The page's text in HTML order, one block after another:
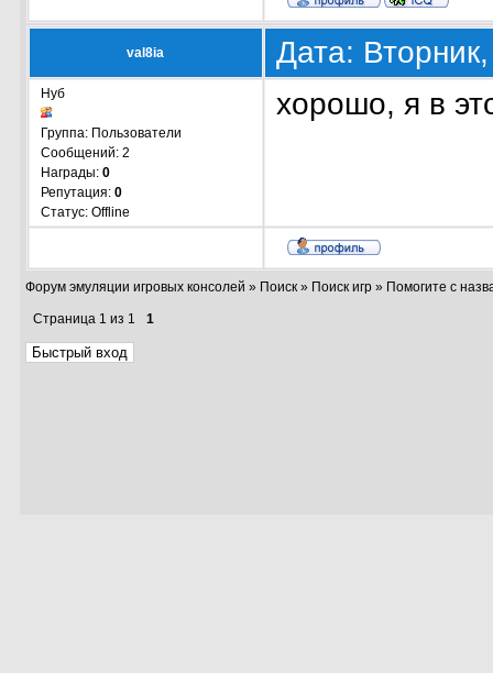
val8ia Дата:
Нуб
Группа: Пользователи
Сообщений: 2
Награды: 0
Репутация: 0
Статус: Offline
хорошо, я в
Форум эмуляции игровых консолей » Поиск» Поиск игр» Помогите с
Страница 1 из 1 1